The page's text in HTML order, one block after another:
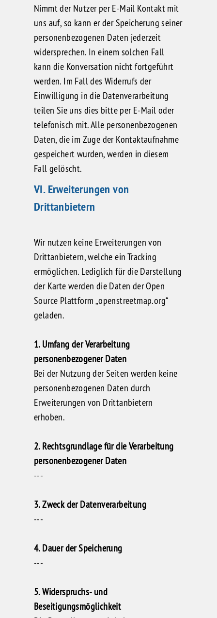
Nimmt der Nutzer per E-Mail Kontakt mit
uns auf, so kann er der Speicherung seiner
personenbezogenen Daten jederzeit
widersprechen. In einem solchen Fall
kann die Konversation nicht fortgeführt
werden. Im Fall des Widerrufs der
Einwilligung in die Datenverarbeitung
teilen Sie uns dies bitte per E-Mail oder
telefonisch mit. Alle personenbezogenen
Daten, die im Zuge der Kontaktaufnahme
gespeichert wurden, werden in diesem
Fall gelöscht.
VI. Erweiterungen von
Drittanbietern
Wir nutzen keine Erweiterungen von
Drittanbietern, welche ein Tracking
ermöglichen. Lediglich für die Darstellung
der Karte werden die Daten der Open
Source Plattform „openstreetmap.org“
geladen.
1. Umfang der Verarbeitung
personenbezogener Daten
Bei der Nutzung der Seiten werden keine
personenbezogenen Daten durch
Erweiterungen von Drittanbietern
erhoben.
2. Rechtsgrundlage für die Verarbeitung
personenbezogener Daten
---
3. Zweck der Datenverarbeitung
---
4. Dauer der Speicherung
---
5. Widerspruchs- und
Beseitigungsmöglichkeit